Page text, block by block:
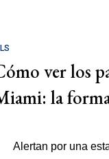
ver los
la